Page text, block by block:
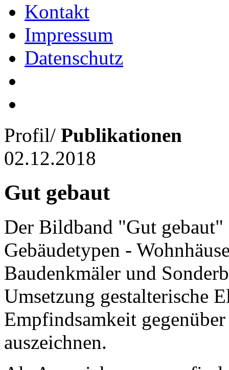
Kontakt
Impressum
Datenschutz
Profil/ Publikationen
02.12.2018
Gut gebaut
Der Bildband "Gut gebaut"
Gebäudetypen -
Baudenkmäler und
Umsetzung gestalterische
Empfindsamkeit
auszeichnen.